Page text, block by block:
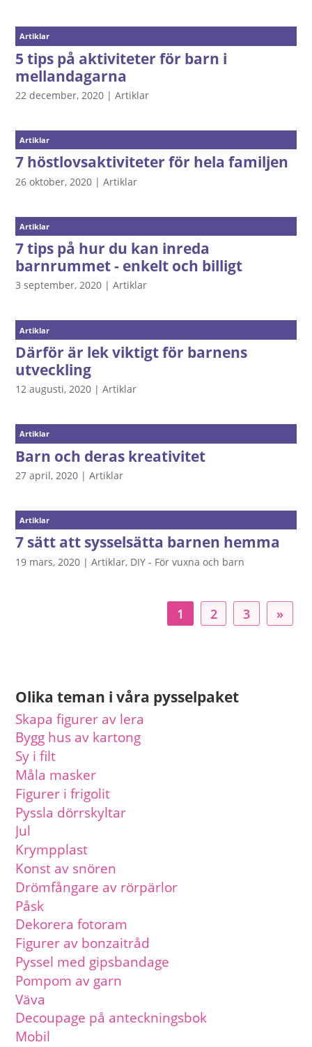
Artiklar
5 tips på aktiviteter för barn i
mellandagarna
22 december, 2020 |Artiklar
Artiklar
7 höstlovsaktiviteter för hela familjen
26 oktober, 2020 |Artiklar
Artiklar
7 tips på hur du kan inreda
barnrummet - enkelt och billigt
3 september, 2020 |Artiklar
Artiklar
Därför är lek viktigt för barnens
utveckling
12 augusti, 2020 |Artiklar
Artiklar
Barn och deras kreativitet
27 april, 2020 |Artiklar
Artiklar
7 sätt att sysselsätta barnen hemma
19 mars, 2020 |Artiklar, DIY - För vuxna och barn
1 2 3 »
Olika teman i våra pysselpaket
Skapa figurer av lera
Bygg hus av kartong
Sy i filt
Måla masker
Figurer i frigolit
Pyssla dörrskyltar
Jul
Krympplast
Konst av snören
Drömfångare av rörpärlor
Påsk
Dekorera fotoram
Figurer av bonzaitråd
Pyssel med gipsbandage
Pompom av garn
Väva
Decoupage på anteckningsbok
Mobil